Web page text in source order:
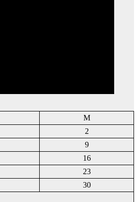
M
2
9
16
23
30